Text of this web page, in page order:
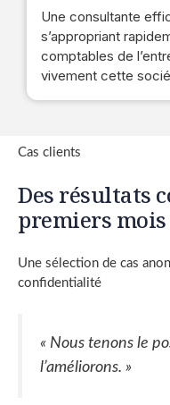
Une consultante
s’appropriant
comptables de
vivement cette
Cas clients
Des résultats
premiers mois
Une sélection de cas
confidentialité
« Nous tenons le
l’améliorons. »